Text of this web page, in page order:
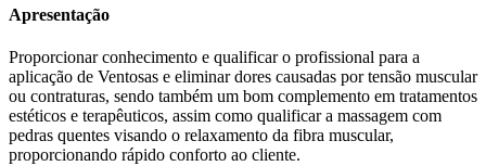
Apresentação
Proporcionar conhecimento e qualificar o profissional para a
aplicação de Ventosas e eliminar dores causadas por tensão muscular
ou contraturas, sendo também um bom complemento em tratamentos
estéticos e terapêuticos, assim como qualificar a massagem com
pedras quentes visando o relaxamento da fibra muscular,
proporcionando rápido conforto ao cliente.